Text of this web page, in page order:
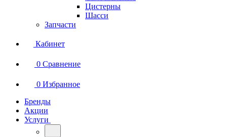
Цистерны
Шасси
Запчасти
Кабинет
0 Сравнение
0 Избранное
Бренды
Акции
Услуги